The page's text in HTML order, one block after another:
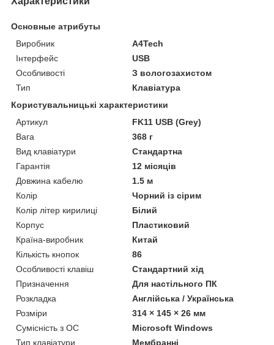
Основные атрибуты
Виробник
A4Tech
Інтерфейс
USB
Особливості
З вологозахистом
Тип
Клавіатура
Користувальницькі характеристики
Артикул
FK11 USB (Grey)
Вага
368 г
Вид клавіатури
Стандартна
Гарантія
12 місяців
Довжина кабелю
1.5 м
Колір
Чорний із сірим
Колір літер кирилиці
Білий
Корпус
Пластиковий
Країна-виробник
Китай
Кількість кнопок
86
Особливості клавіш
Стандартний хід
Призначення
Для настільного ПК
Розкладка
Англійська / Українська
Розміри
314 × 145 × 26 мм
Сумісність з ОС
Microsoft Windows
Тип клавіатури
Мембранні